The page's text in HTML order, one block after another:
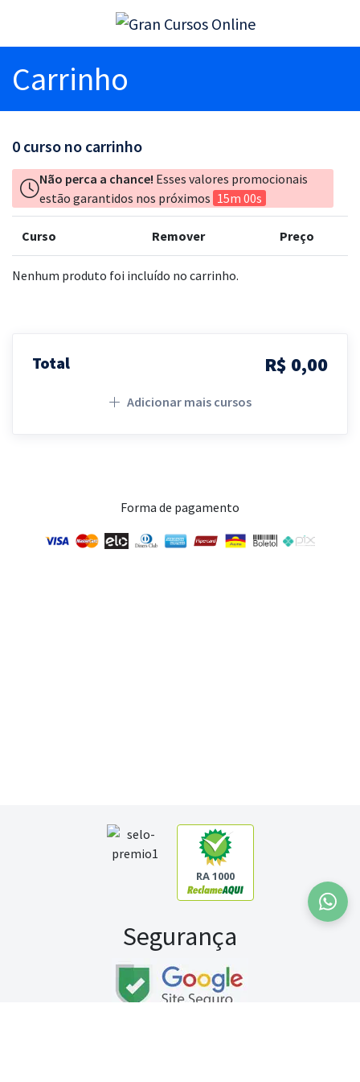
Carrinho
0 curso no carrinho
Não perca a chance! Esses valores promocionais
estão garantidos nos próximos 15m 00s
Curso Remover Preço
Nenhum produto foi incluído no carrinho.
Total R$ 0,00
Adicionar mais cursos
Forma de pagamento
RA 1000
Segurança